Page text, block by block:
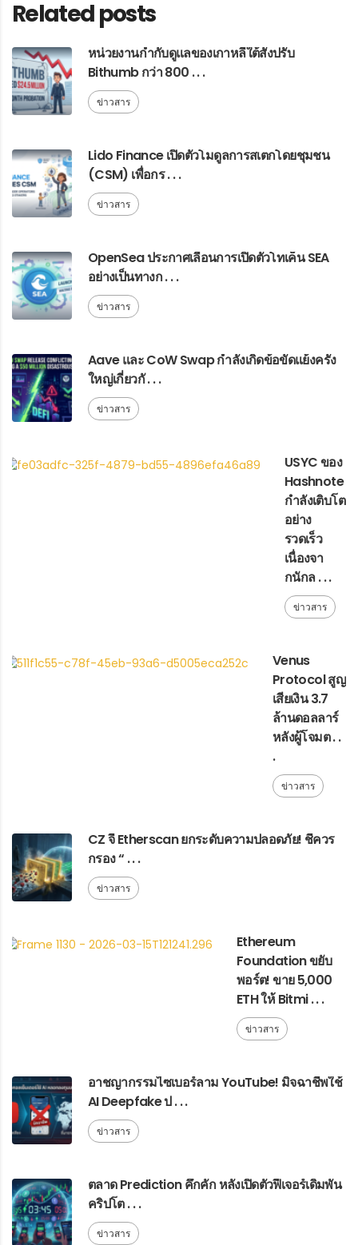
Related posts
หน่วยงานกำกับดูแลของเกาหลีใต้สั่งปรับ
Bithumb กว่า 800 . . .
ข่าวสาร
Lido Finance เปิดตัวโมดูลการสเตกโดยชุมชน
(CSM) เพื่อกร . . .
ข่าวสาร
OpenSea ประกาศเลื่อนการเปิดตัวโทเค็น SEA
อย่างเป็นทางก . . .
ข่าวสาร
Aave และ CoW Swap กำลังเกิดข้อขัดแย้งครั้ง
ใหญ่เกี่ยวกั . . .
ข่าวสาร
USYC ของ
Hashnote
กำลังเติบโต
อย่าง
รวดเร็ว
เนื่องจา
กนักล . . .
ข่าวสาร
Venus
Protocol สูญ
เสียเงิน 3.7
ล้านดอลลาร์
หลังผู้โจมต . .
.
ข่าวสาร
CZ จี้ Etherscan ยกระดับความปลอดภัย! ชี้ควร
กรอง “ . . .
ข่าวสาร
Ethereum
Foundation ขยับ
พอร์ต! ขาย 5,000
ETH ให้ Bitmi . . .
ข่าวสาร
อาชญากรรมไซเบอร์ลาม YouTube! มิจฉาชีพใช้
AI Deepfake ป . . .
ข่าวสาร
ตลาด Prediction คึกคัก หลังเปิดตัวฟีเจอร์เดิมพัน
คริปโต . . .
ข่าวสาร